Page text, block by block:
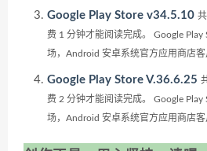
Google Play Store v34.5.10
费 1 分钟才能阅读完成。 Google
场，Android 安卓系统官方应用商店客
Google Play Store V.36.6.25
费 2 分钟才能阅读完成。 Google
场，Android 安卓系统官方应用商店客